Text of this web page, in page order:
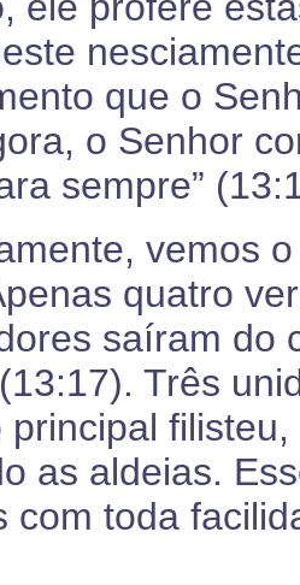
que o
o Senhor
sempre”
vemos
quatro
saíram do
Três
principal
as aldeias.
com toda